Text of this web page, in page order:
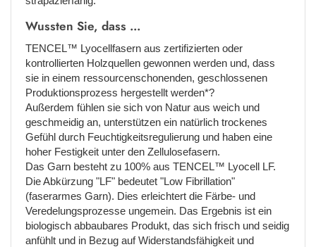
Wussten Sie, dass ...
TENCEL™ Lyocellfasern aus zertifizierten oder
kontrollierten Holzquellen gewonnen werden und, dass
sie in einem ressourcenschonenden, geschlossenen
Produktionsprozess hergestellt werden*?
Außerdem fühlen sie sich von Natur aus weich und
geschmeidig an, unterstützen ein natürlich trockenes
Gefühl durch Feuchtigkeitsregulierung und haben eine
hoher Festigkeit unter den Zellulosefasern.
Das Garn besteht zu 100% aus TENCEL™ Lyocell LF.
Die Abkürzung "LF" bedeutet "Low Fibrillation"
(faserarmes Garn). Dies erleichtert die Färbe- und
Veredelungsprozesse ungemein. Das Ergebnis ist ein
biologisch abbaubares Produkt, das sich frisch und seidig
anfühlt und in Bezug auf Widerstandsfähigkeit und